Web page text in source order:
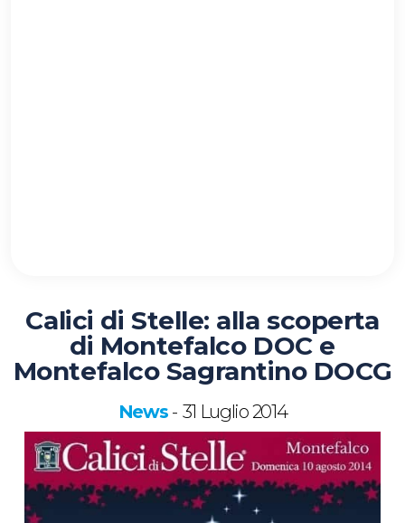
Calici di Stelle: alla scoperta
di Montefalco DOC e
Montefalco Sagrantino DOCG
News - 31 Luglio 2014